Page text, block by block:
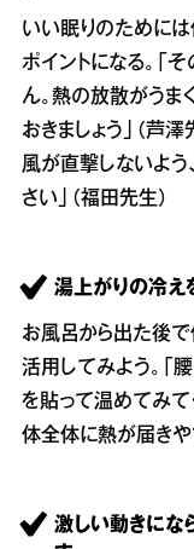
いい眠りのために
ポイントになる。「
ん。熱の放散がうま
おきましょう」（芦
風が直撃しないよう
さい」（福田先生）
湯上がりの冷え
お風呂から出た後
活用してみよう。「
を貼って温めてみて
体全体に熱が届きや
激しい動きにな